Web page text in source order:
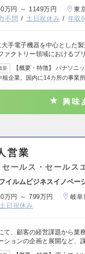
万円 ～ 1149万円 東
不問
土日祝休み 年収
手電子機器を中心とした
ァクトリー領域におけるプ
要
【概要・特徴】 パナソニ
核企業。国内に14カ所の事業
興味
営業
セールス・セールス
イルムビジネスイノベー
万円 ～ 799万円 岐阜
土日祝休み
て、顧客の経営課題から業
ションの企画と展開など、